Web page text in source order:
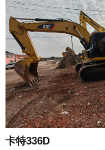
卡特336D